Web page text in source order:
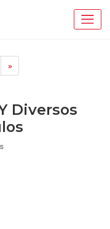
»
Diversos